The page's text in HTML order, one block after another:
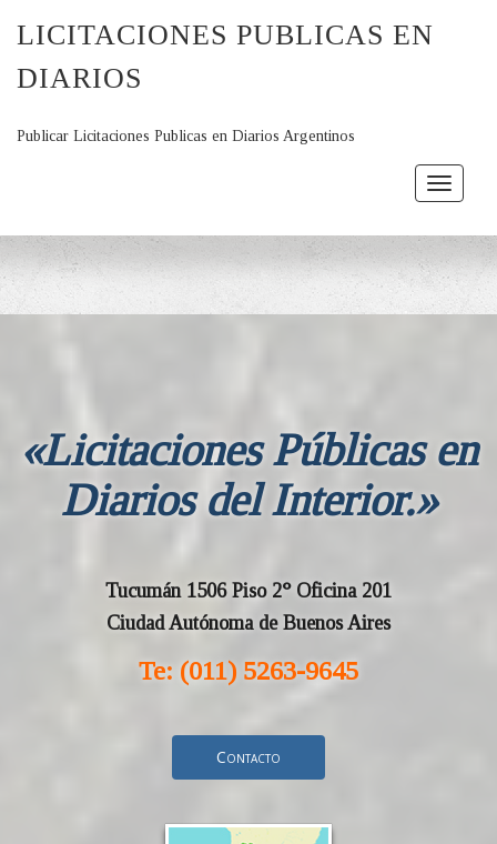
LICITACIONES PUBLICAS EN
DIARIOS
Publicar Licitaciones Publicas en Diarios Argentinos
Toggle
«Licitaciones Públicas en
Diarios del Interior.»
Tucumán 1506 Piso 2° Oficina 201
Ciudad Autónoma de Buenos Aires
Te: (011) 5263-9645
Contacto